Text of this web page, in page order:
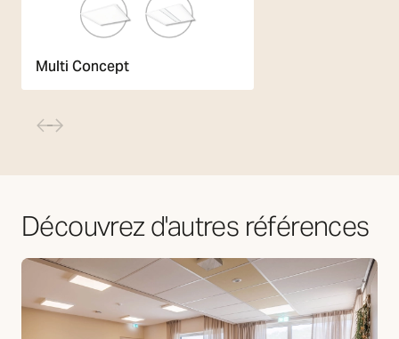
Multi Concept
Découvrez d'autres références